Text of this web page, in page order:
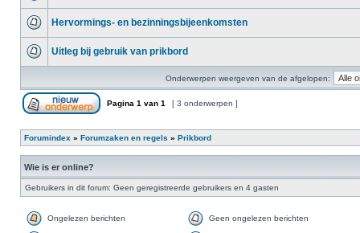
Hervormings- en bezinningsbijeenkomsten
Uitleg bij gebruik van prikbord
Onderwerpen weergeven van de afgelopen:
Pagina 1 van 1 [ 3 onderwerpen ]
Forumindex » Forumzaken en regels » Prikbord
Wie is er online?
Gebruikers in dit forum: Geen geregistreerde gebruikers en 4 gasten
Ongelezen berichten Geen ongelezen berichten